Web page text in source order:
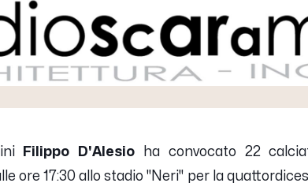
Filippo D'Alesio ha convocato 22
ore 17:30 allo stadio "Neri" per la